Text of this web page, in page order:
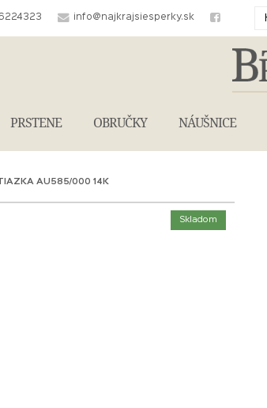
info@najkrajsiesperky.sk
PRSTENE OBRUČKY NÁUŠNICE
AU585/000 14K
Skladom